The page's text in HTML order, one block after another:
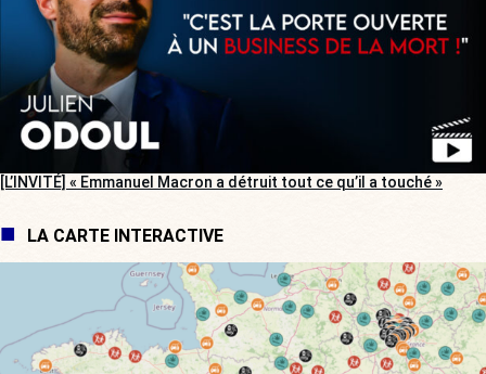
[L’INVITÉ] « Emmanuel Macron a détruit tout ce qu’il a touché »
LA CARTE INTERACTIVE